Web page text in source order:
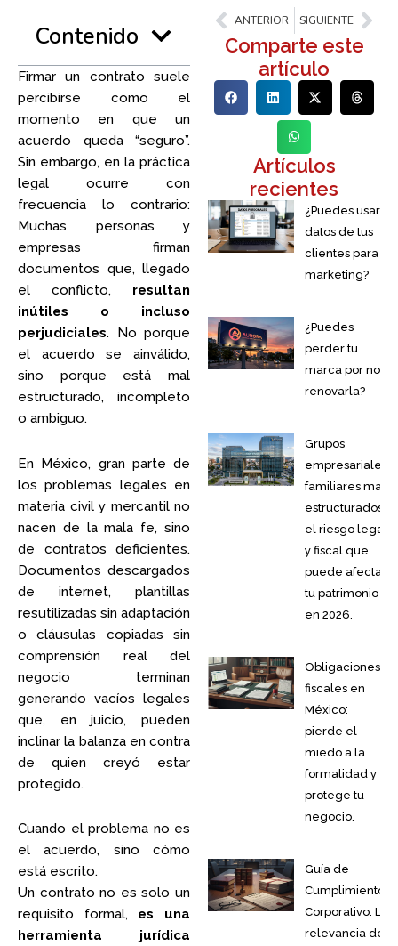
Previo
ANTERIOR SIGUIENTE
Comparte este
artículo
Artículos
recientes
¿Puedes usar
datos de tus
clientes para
marketing?
¿Puedes
perder tu
marca por no
renovarla?
Grupos
empresariales
familiares mal
estructurados:
el riesgo legal
y fiscal que
puede afectar
tu patrimonio
en 2026.
Obligaciones
fiscales en
México:
pierde el
miedo a la
formalidad y
protege tu
negocio.
Guía de
Cumplimiento
Corporativo: La
relevancia de
Contenido
Firmar un contrato suele
percibirse como el
momento en que un
acuerdo queda “seguro”.
Sin embargo, en la práctica
legal ocurre con
frecuencia lo contrario:
Muchas personas y
empresas firman
documentos que, llegado
el conflicto, resultan
inútiles o incluso
perjudiciales. No porque
el acuerdo se ainválido,
sino porque está mal
estructurado, incompleto
o ambiguo.
En México, gran parte de
los problemas legales en
materia civil y mercantil no
nacen de la mala fe, sino
de contratos deficientes.
Documentos descargados
de internet, plantillas
resutilizadas sin adaptación
o cláusulas copiadas sin
comprensión real del
negocio terminan
generando vacíos legales
que, en juicio, pueden
inclinar la balanza en contra
de quien creyó estar
protegido.
Cuando el problema no es
el acuerdo, sino cómo
está escrito.
Un contrato no es solo un
requisito formal, es una
herramienta jurídica